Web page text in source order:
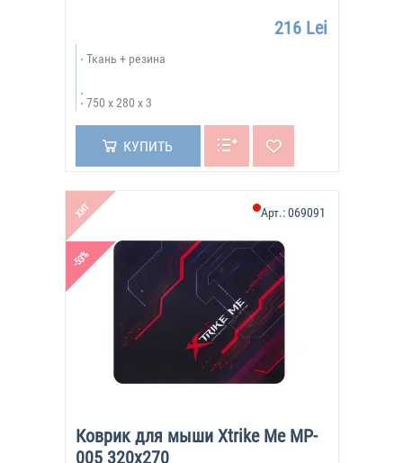
216 Lei
Ткань + резина
750 х 280 х 3
КУПИТЬ
ХИТ
-53%
Коврик для мыши Xtrike Me MP-
005 320x270
Арт.:069091